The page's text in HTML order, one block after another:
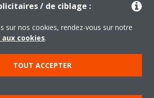
Copyright © Daikin
légales
Avis relatif aux cookies
/ de ciblage :
sur nos cookies, rendez-vous sur notre
cookies.
TOUT ACCEPTER